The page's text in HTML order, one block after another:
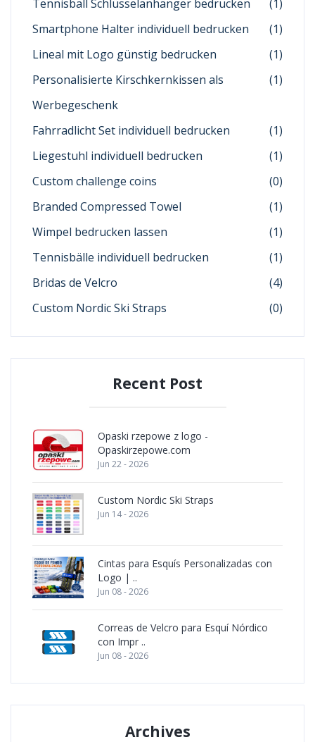
Tennisball Schlüsselanhänger bedrucken
(1)
Smartphone Halter individuell bedrucken
(1)
Lineal mit Logo günstig bedrucken
(1)
Personalisierte Kirschkernkissen als
Werbegeschenk
(1)
Fahrradlicht Set individuell bedrucken
(1)
Liegestuhl individuell bedrucken
(1)
Custom challenge coins
(0)
Branded Compressed Towel
(1)
Wimpel bedrucken lassen
(1)
Tennisbälle individuell bedrucken
(1)
Bridas de Velcro
(4)
Custom Nordic Ski Straps
(0)
Recent Post
Opaski rzepowe z logo -
Opaskirzepowe.com
Jun 22 - 2026
Custom Nordic Ski Straps
Jun 14 - 2026
Cintas para Esquís Personalizadas con
Logo | ..
Jun 08 - 2026
Correas de Velcro para Esquí Nórdico
con Impr ..
Jun 08 - 2026
Archives